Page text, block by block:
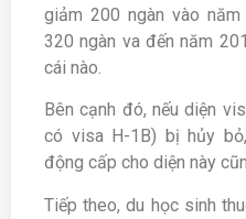
giảm 200 ngàn vào
320 ngàn va đến năm
cái nào.
Bên cạnh đó, nếu diện
có visa H-1B) bị hủy
động cấp cho diện này
Tiếp theo, du học sinh